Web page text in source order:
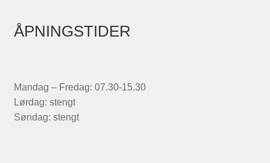
ÅPNINGSTIDER
Mandag – Fredag: 07.30-15.30
Lørdag: stengt
Søndag: stengt